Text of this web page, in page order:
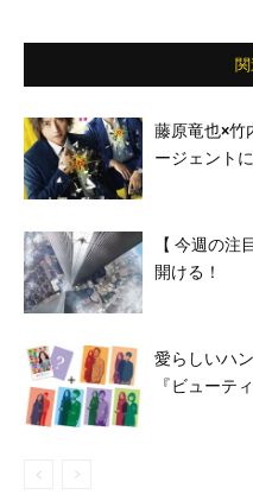
藤原竜也×竹
ージェント
【 今週の
開ける！
愛らしいハ
『ビューテ